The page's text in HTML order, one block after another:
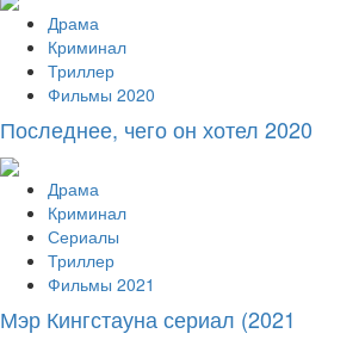
Драма
Криминал
Триллер
Фильмы 2020
Последнее, чего он хотел 2020
Драма
Криминал
Сериалы
Триллер
Фильмы 2021
Мэр Кингстауна сериал (2021